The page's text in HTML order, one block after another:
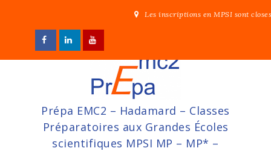
content
Les inscriptions en MPSI sont
Prépa EMC2 – Hadamard – Classes
Préparatoires aux Grandes Écoles
scientifiques MPSI MP – MP* –